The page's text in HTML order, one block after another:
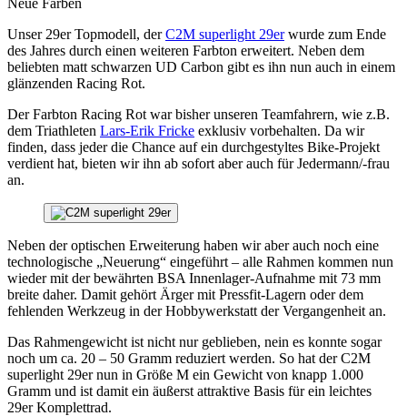
Unser 29er Topmodell, derC2M superlight 29erwurde zum Ende
des Jahres durch einen weiteren Farbton erweitert. Neben dem
beliebten matt schwarzen UD Carbon gibt es ihn nun auch in einem
glänzenden Racing Rot.
Der Farbton Racing Rot war bisher unseren Teamfahrern, wie z.B.
dem Triathleten Lars-Erik Fricke exklusiv vorbehalten. Da wir
finden, dass jeder die Chance auf ein durchgestyltes Bike-Projekt
verdient hat, bieten wir ihn ab sofort aber auch für Jedermann/-frau
an.
Neben der optischen Erweiterung haben wir aber auch noch eine
technologische „Neuerung“ eingeführt – alle Rahmen kommen nun
wieder mit der bewährten BSA Innenlager-Aufnahme mit 73 mm
breite daher. Damit gehört Ärger mit Pressfit-Lagern oder dem
fehlenden Werkzeug in der Hobbywerkstatt der Vergangenheit an.
Das Rahmengewicht ist nicht nur geblieben, nein es konnte sogar
noch um ca. 20 – 50 Gramm reduziert werden. So hat der C2M
superlight 29er nun in Größe M ein Gewicht von knapp 1.000
Gramm und ist damit ein äußerst attraktive Basis für ein leichtes
29er Komplettrad.